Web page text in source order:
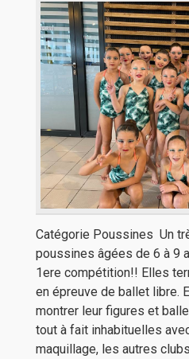
Catégorie Poussines Un
poussines âgées de 6 à 9
1ere compétition!! Elles
en épreuve de ballet libre.
montrer leur figures et
tout à fait inhabituelles
maquillage, les autres